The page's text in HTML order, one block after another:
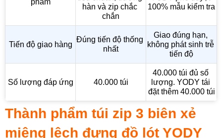
hàn và zip chắc
chắn
100% mẫu kiểm tra
Tiến độ giao hàng
Đúng tiến độ thống
nhất
Giao đúng hạn,
không phát sinh trễ
tiến độ
Số lượng đáp ứng 40.000 túi
40.000 túi đủ số
lượng. YODY tái
đặt thêm 40.000 túi
Thành phẩm túi zip 3 biên xẻ
miệng lệch đựng đồ lót YODY